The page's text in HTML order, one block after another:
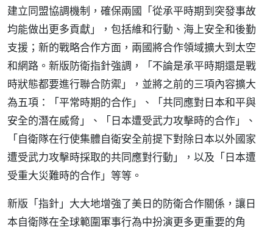
建立同盟協調機制，確保兩國「從承平時期到突發事故
均能做出更多貢獻」，包括維和行動、海上安全和後勤
支援；新的戰略合作方面，兩國將合作領域擴大到太空
和網路。新版防衛指針強調，「不論是承平時期還是戰
時狀態都要進行聯合防禦」，並將之前的三項內容擴大
為五項：「平常時期的合作」、「共同應對日本和平與
安全的潛在威脅」、「日本遭受武力攻擊時的合作」、
「自衛隊在行使集體自衛安全前提下對除日本以外國家
遭受武力攻擊時採取的共同應對行動」，以及「日本遭
受重大災難時的合作」等等。
新版「指針」大大地增強了美日的防衛合作關係，讓日
本自衛隊在全球範圍軍事行為中扮演更多更重要的角